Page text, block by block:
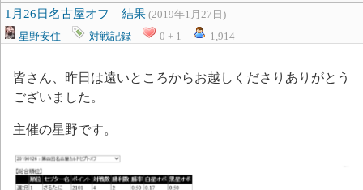
1月26日名古屋オフ 結果 (2019年1月27日)
星野安住
対戦記録 0 + 1 1,914
皆さん、昨日は遠いところからお越しくださりありがとう
ございました。
主催の星野です。